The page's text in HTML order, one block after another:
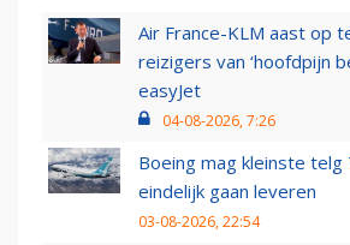
Air France-KLM aast op
reizigers van ‘hoofdpijn
easyJet
04-08-2026, 7:26
Boeing mag kleinste telg
eindelijk gaan leveren
03-08-2026, 22:54